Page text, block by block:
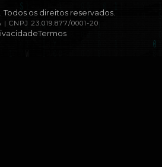
Todos os direitos reservados.
| CNPJ 23.019.877/0001-20
Termos